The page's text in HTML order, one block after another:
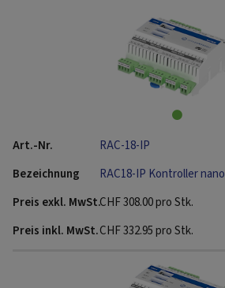
RAC-18-IP
RAC18-IP Kontroller nano
CHF308.00pro Stk.
CHF332.95pro Stk.